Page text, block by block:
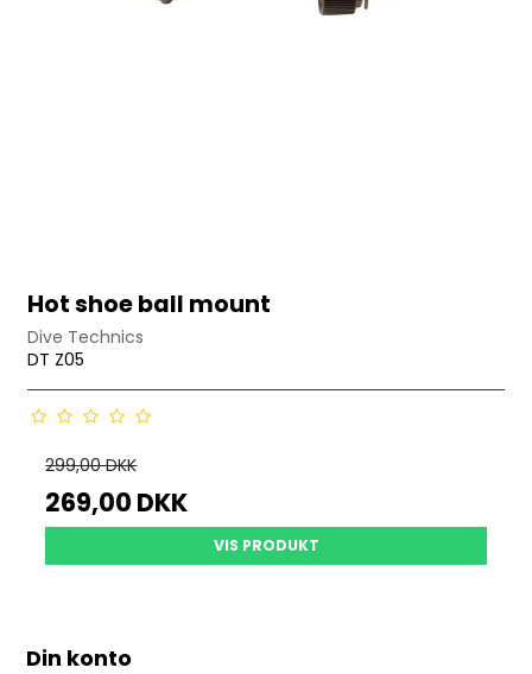
Hot shoe ball mount
Dive Technics
DT Z05
299,00 DKK
269,00 DKK
VIS PRODUKT
Din konto